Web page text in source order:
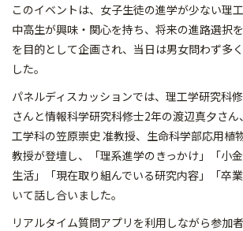
このイベントは、女子生徒の進学が少ない理
中高生が興味・関心を持ち、将来の進路選択
を目的として企画され、当日は男女問わず多
した。
パネルディスカッションでは、理工学研究科
さんと情報科学研究科修士2年の渡辺真夕さ
工学科の笠原崇史 准教授、生命科学部応用植
教授が登壇し、「理系進学のきっかけ」「小
生活」「現在取り組んでいる研究内容」「卒
いて話し合いました。
リアルタイム質問アプリを利用しながら参加